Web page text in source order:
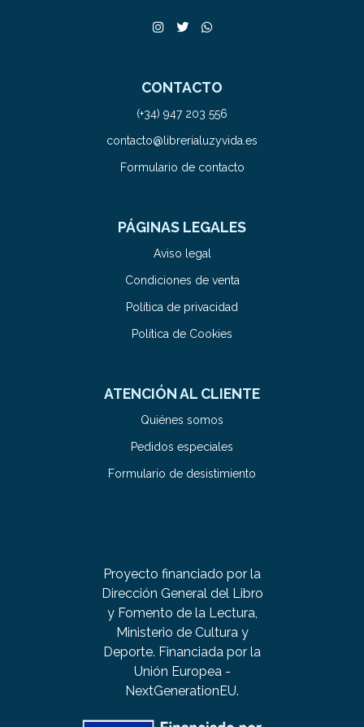
CONTACTO
(+34) 947 203 556
contacto@librerialuzyvida.es
Formulario de contacto
PÁGINAS LEGALES
Aviso legal
Condiciones de venta
Política de privacidad
Política de Cookies
ATENCIÓN AL CLIENTE
Quiénes somos
Pedidos especiales
Formulario de desistimiento
Proyecto financiado por la
Dirección General del Libro
y Fomento de la Lectura,
Ministerio de Cultura y
Deporte. Financiada por la
Unión Europea -
NextGenerationEU.